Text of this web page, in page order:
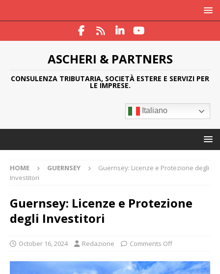
ASCHERI & PARTNERS
CONSULENZA TRIBUTARIA, SOCIETÀ ESTERE E SERVIZI PER
LE IMPRESE.
Italiano
HOME GUERNSEY
Guernsey: Licenze e Protezione degli
Investitori
Guernsey: Licenze e Protezione
degli Investitori
October 16, 2024 Redazione Comments Off